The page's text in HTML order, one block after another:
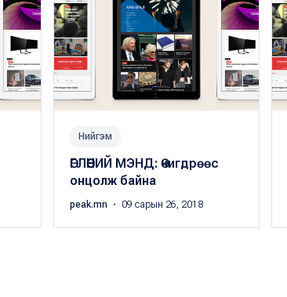
Нийгэм
ӨГЛӨӨНИЙ МЭНД: Өчигдрөөс
онцолж байна
peak.mn ・ 09 сарын 26, 2018